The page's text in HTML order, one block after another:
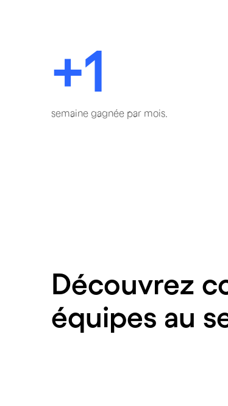
+1
semaine gagnée par mois.
Découvrez
équipes au